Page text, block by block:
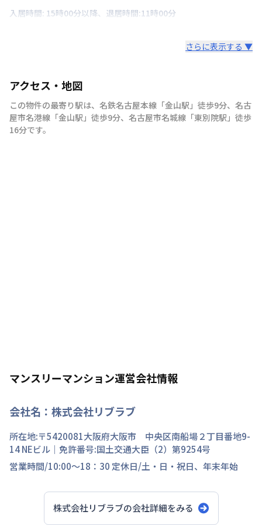
入居時間: 15時00分以降、退居時間:11時00分
さらに表示する ▼
アクセス・地図
この物件の最寄り駅は、 名鉄名古屋本線 「金山駅 」 徒歩9分、 名古
屋市名港線 「金山駅 」 徒歩9分、 名古屋市名城線 「東別院駅 」 徒歩
16分です。
マンスリーマンション運営会社情報
会社名： 株式会社リブラブ
所在地:〒5420081大阪府大阪市 中央区南船場２丁目番地9-
14 NEビル ｜免許番号:国土交通大臣（2）第9254号
営業時間/10:00～18：30 定休日/土・日・祝日、年末年始
株式会社リブラブの会社詳細をみる